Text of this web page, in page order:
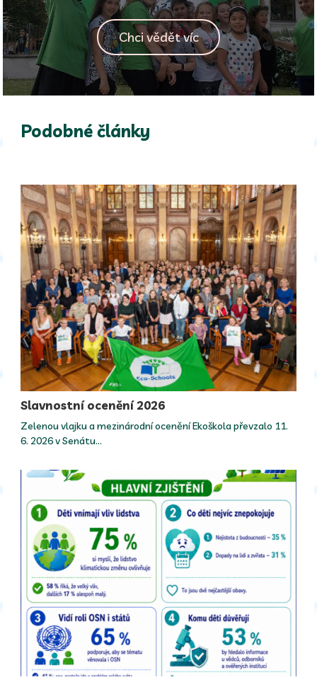
Chci vědět víc
Podobné články
Slavnostní ocenění 2026
Zelenou vlajku a mezinárodní ocenění Ekoškola převzalo 11.
6. 2026 v Senátu…